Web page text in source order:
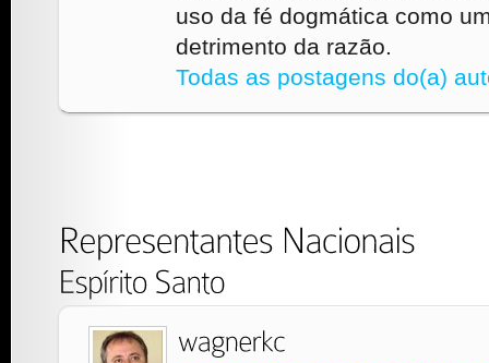
uso da fé dogmática como
detrimento da razão.
Todas as postagens do(a)